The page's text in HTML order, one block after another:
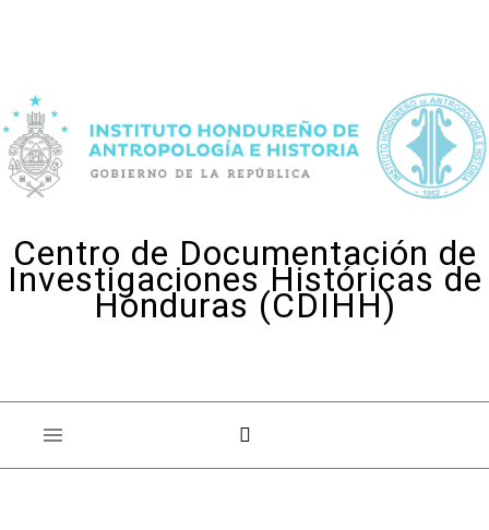
Centro de Documentación de
Investigaciones Históricas de
Honduras (CDIHH)